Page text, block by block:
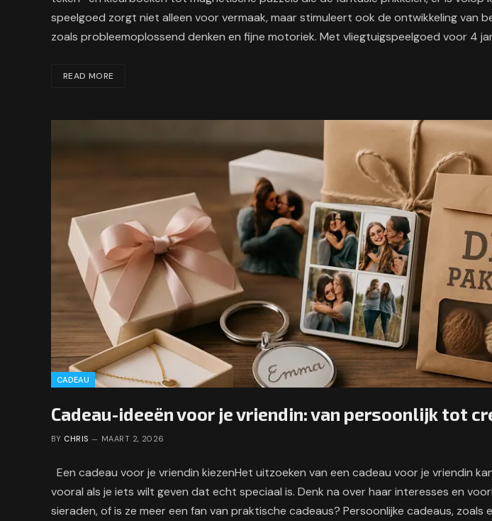
speelgoed zorgt niet alleen voor vermaak, maar stimuleert ook de ontwikkeling van
zoals probleemoplossend denken en fijne motoriek. Met vliegtuigspeelgoed voor 4
READ MORE
CADEAU
Cadeau-ideeën voor je vriendin: van persoonlijk tot
BY CHRIS MAART 2, 2026
Een cadeau voor je vriendin kiezenHet uitzoeken van een cadeau voor je vriendin
vooral als je iets wilt geven dat echt speciaal is. Denk na over haar interesses en
sieraden, of is ze meer een fan van praktische cadeaus? Persoonlijke cadeaus, zoals